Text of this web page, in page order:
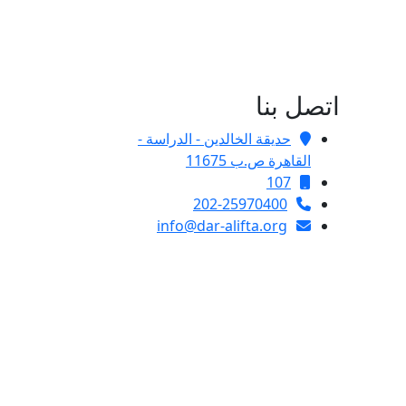
اتصل بنا
حديقة الخالدين - الدراسة -
القاهرة ص.ب 11675
107
202-25970400
info@dar-alifta.org